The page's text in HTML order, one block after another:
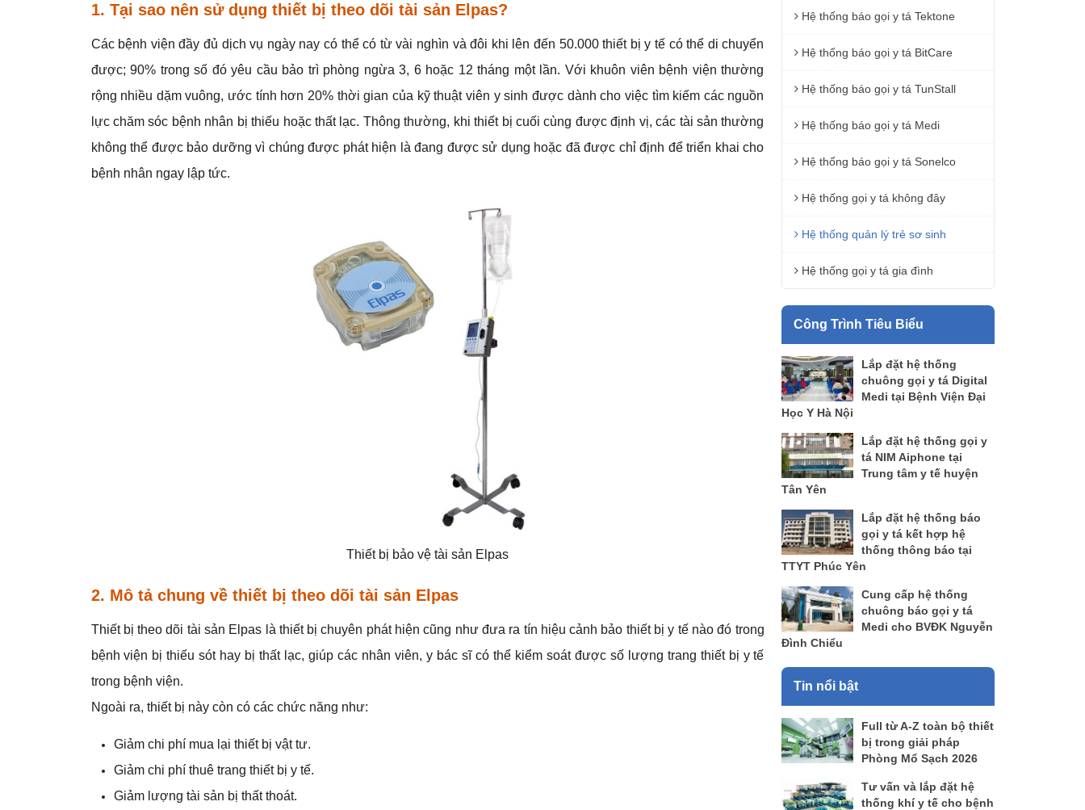
1. Tại sao nên sử dụng thiết bị theo dõi tài sản Elpas?
Các bệnh viện đầy đủ dịch vụ ngày nay có thể có từ vài nghìn và đôi khi lên đến 50.000 thiết bị y tế có thể di chuyển
được; 90% trong số đó yêu cầu bảo trì phòng ngừa 3, 6 hoặc 12 tháng một lần. Với khuôn viên bệnh viện thường
rộng nhiều dặm vuông, ước tính hơn 20% thời gian của kỹ thuật viên y sinh được dành cho việc tìm kiếm các nguồn
lực chăm sóc bệnh nhân bị thiếu hoặc thất lạc. Thông thường, khi thiết bị cuối cùng được định vị, các tài sản thường
không thể được bảo dưỡng vì chúng được phát hiện là đang được sử dụng hoặc đã được chỉ định để triển khai cho
bệnh nhân ngay lập tức.
Thiết bị bảo vệ tài sản Elpas
2. Mô tả chung về thiết bị theo dõi tài sản Elpas
Thiết bị theo dõi tài sản Elpas là thiết bị chuyên phát hiện cũng như đưa ra tín hiệu cảnh bảo thiết bị y tế nào đó trong
bệnh viện bị thiếu sót hay bị thất lạc, giúp các nhân viên, y bác sĩ có thể kiểm soát được số lượng trang thiết bị y tế
trong bệnh viện.
Ngoài ra, thiết bị này còn có các chức năng như:
Giảm chi phí mua lại thiết bị vật tư.
Giảm chi phí thuê trang thiết bị y tế.
Giảm lượng tài sản bị thất thoát.
Hệ thống báo gọi y tá Tektone
Hệ thống báo gọi y tá BitCare
Hệ thống báo gọi y tá TunStall
Hệ thống báo gọi y tá Medi
Hệ thống báo gọi y tá Sonelco
Hệ thống gọi y tá không đây
Hệ thống quản lý trẻ sơ sinh
Hệ thống gọi y tá gia đình
Công Trình Tiêu Biểu
Lắp đặt hệ thống
chuông gọi y tá Digital
Medi tại Bệnh Viện Đại
Học Y Hà Nội
Lắp đặt hệ thống gọi y
tá NIM Aiphone tại
Trung tâm y tế huyện
Tân Yên
Lắp đặt hệ thống báo
gọi y tá kết hợp hệ
thống thông báo tại
TTYT Phúc Yên
Cung cấp hệ thống
chuông báo gọi y tá
Medi cho BVĐK Nguyễn
Đình Chiểu
Tin nổi bật
Full từ A-Z toàn bộ thiết
bị trong giải pháp
Phòng Mổ Sạch 2026
Tư vấn và lắp đặt hệ
thống khí y tế cho bệnh